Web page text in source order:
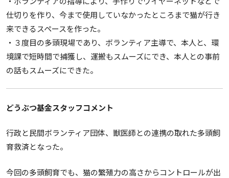
仕切りを作り、今まで使用していなかったところまで猫が行き
来できるスペースを作った。
・３度目の多頭現場であり、ボランティア主導で、本人と、環
境課で短時間で捕獲し、運搬もスムーズにでき、本人との事前
の話もスムーズにできた。
どうぶつ基金スタッフコメント
行政と民間ボランティア団体、獣医師との連携の取れた多頭飼
育救済となった。
今回の多頭飼育でも、猫の繁殖力の高さからコントロールが出